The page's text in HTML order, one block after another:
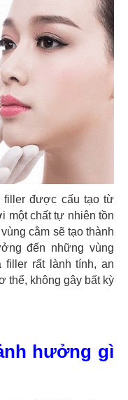
được cấu tạo từ
một chất tự nhiên tồn
cằm sẽ tạo thành
đến những vùng
filler rất lành tính, an
thể, không gây bất kỳ
hưởng gì